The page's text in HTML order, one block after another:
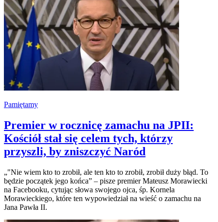
Pamiętamy
Premier w rocznicę zamachu na JPII:
Kościół stał się celem tych, którzy
przyszli, by zniszczyć Naród
„"Nie wiem kto to zrobił, ale ten kto to zrobił, zrobił duży błąd. To
będzie początek jego końca” – pisze premier Mateusz Morawiecki
na Facebooku, cytując słowa swojego ojca, śp. Kornela
Morawieckiego, które ten wypowiedział na wieść o zamachu na
Jana Pawła II.